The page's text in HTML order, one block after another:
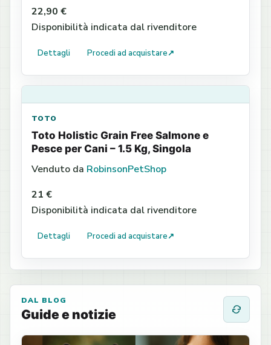
22,90 €
Disponibilità indicata dal rivenditore
Dettagli Procedi ad acquistare↗
TOTO
Toto Holistic Grain Free Salmone e
Pesce per Cani – 1.5 Kg, Singola
Venduto da RobinsonPetShop
21 €
Disponibilità indicata dal rivenditore
Dettagli Procedi ad acquistare↗
DAL BLOG
Guide e notizie